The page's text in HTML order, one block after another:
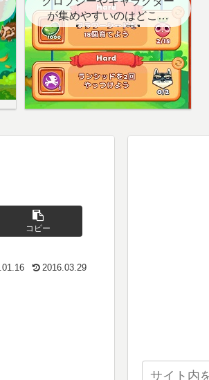
が集めやすいのはどこ？
【クエスト用】
コピー
2016.03.29